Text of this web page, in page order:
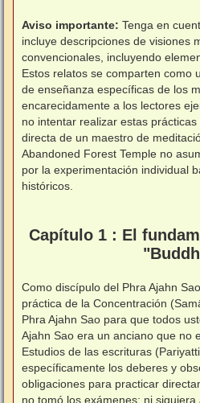
Aviso importante: Tenga en
incluye descripciones de visiones
convencionales, incluyendo
Estos relatos se comparten como
de enseñanza específicas de los
encarecidamente a los lectores
no intentar realizar estas
directa de un maestro de
Abandoned Forest Temple no
por la experimentación individual
históricos.
Capítulo 1 : El
Como discípulo del Phra Ajahn
práctica de la Concentración
Phra Ajahn Sao para que todos
Ajahn Sao era un anciano que no
Estudios de las escrituras
específicamente los deberes y
obligaciones para practicar
no tomó los exámenes; ni